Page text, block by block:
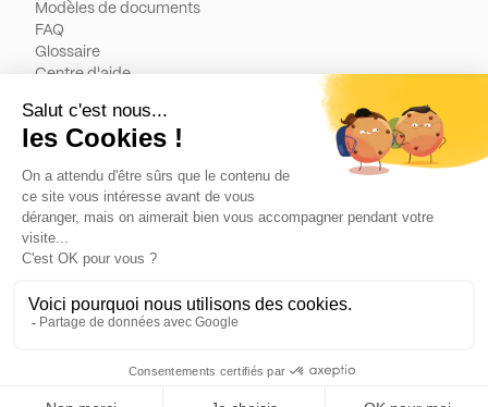
Modèles de documents
FAQ
Glossaire
Centre d'aide
Légal
Conditions générales d'utilisation
Politique de cookies
Mentions légales
Politique de confidentialité